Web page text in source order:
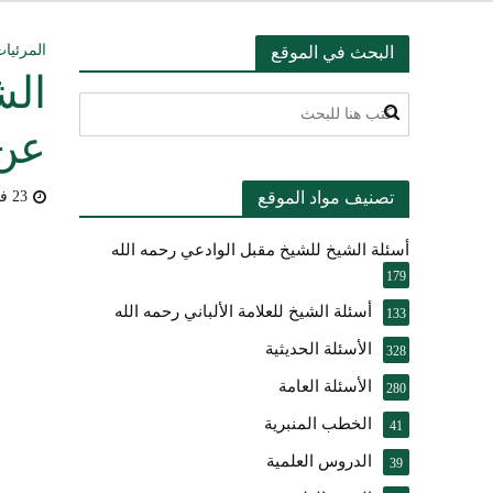
التعليق على
أسئلة عبدالله
بيان بشأن حادث
حقيقة موقف23 فبراير، 2012
البحث في الموقع
تصنيف مواد الموقع
أسئلة الشيخ للشيخ مقبل الوادعي رحمه الله
179
أسئلة الشيخ للعلامة الألباني رحمه الله 133
الأسئلة الحديثية 328
الأسئلة العامة 280
الخطب المنبرية 41
الدروس العلمية 39